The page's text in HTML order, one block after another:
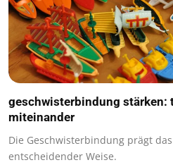
geschwisterbindung stärken:
miteinander
Die Geschwisterbindung prägt
entscheidender Weise.